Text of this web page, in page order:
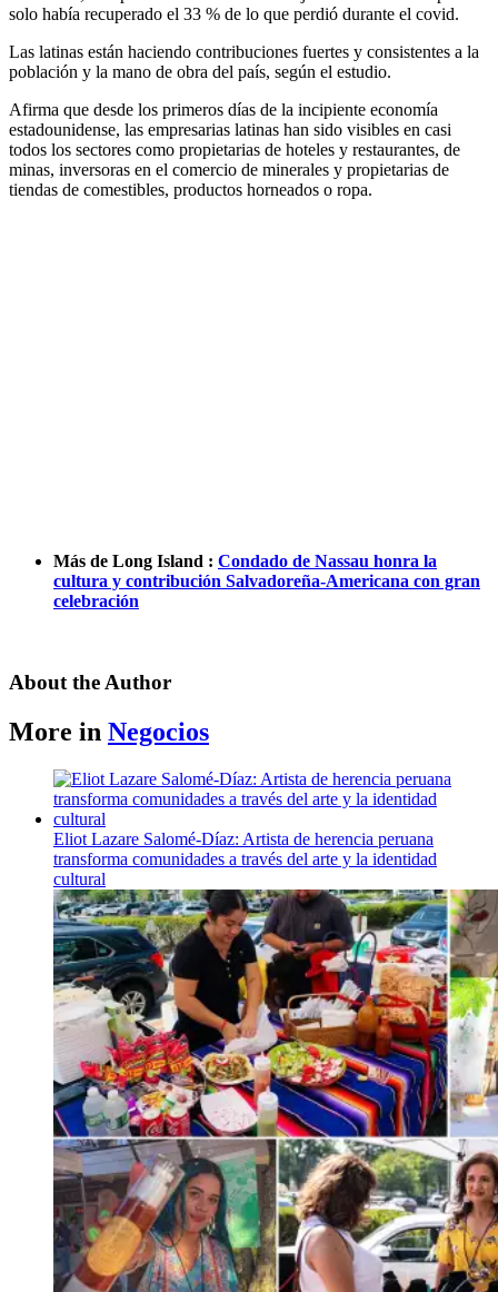
solo había recuperado el 33 % de lo que perdió durante el covid.
Las latinas están haciendo contribuciones fuertes y consistentes a la
población y la mano de obra del país, según el estudio.
Afirma que desde los primeros días de la incipiente economía
estadounidense, las empresarias latinas han sido visibles en casi
todos los sectores como propietarias de hoteles y restaurantes, de
minas, inversoras en el comercio de minerales y propietarias de
tiendas de comestibles, productos horneados o ropa.
Más de Long Island : Condado de Nassau honra la
cultura y contribución Salvadoreña-Americana con gran
celebración
About the Author
More in Negocios
Eliot Lazare Salomé-Díaz: Artista de herencia peruana
transforma comunidades a través del arte y la identidad
cultural